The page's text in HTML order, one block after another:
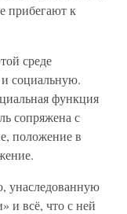
прибегают к
среде
социальную.
функция
сопряжена с
положение в
унаследованную
и всё, что с ней